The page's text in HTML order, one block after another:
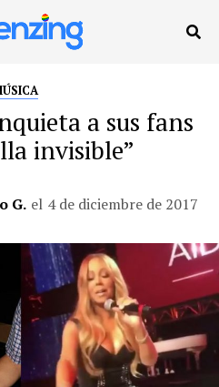
a sus fans
invisible”
G. el 4 de diciembre de 2017